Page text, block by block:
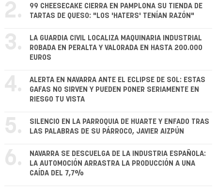
2.
99 CHEESECAKE CIERRA EN PAMPLONA SU TIENDA DE
TARTAS DE QUESO: "LOS 'HATERS' TENÍAN RAZÓN"
3.
LA GUARDIA CIVIL LOCALIZA MAQUINARIA INDUSTRIAL
ROBADA EN PERALTA Y VALORADA EN HASTA 200.000
EUROS
4.
ALERTA EN NAVARRA ANTE EL ECLIPSE DE SOL: ESTAS
GAFAS NO SIRVEN Y PUEDEN PONER SERIAMENTE EN
RIESGO TU VISTA
5.
SILENCIO EN LA PARROQUIA DE HUARTE Y ENFADO TRAS
LAS PALABRAS DE SU PÁRROCO, JAVIER AIZPÚN
6.
NAVARRA SE DESCUELGA DE LA INDUSTRIA ESPAÑOLA:
LA AUTOMOCIÓN ARRASTRA LA PRODUCCIÓN A UNA
CAÍDA DEL 7,7%